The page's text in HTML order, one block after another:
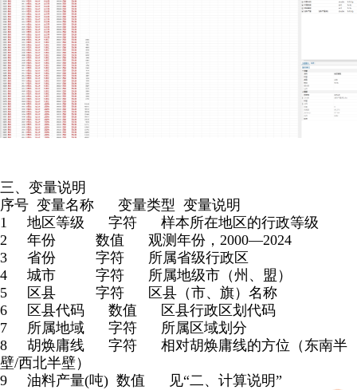
三、变量说明
序号 变量名称 变量类型 变量说明
1 地区等级 字符 样本所在地区的行政等级
2 年份 数值 观测年份，2000—2024
3 省份 字符 所属省级行政区
4 城市 字符 所属地级市（州、盟）
5 区县 字符 区县（市、旗）名称
6 区县代码 数值 区县行政区划代码
7 所属地域 字符 所属区域划分
8 胡焕庸线 字符 相对胡焕庸线的方位（东南半
壁/西北半壁）
9 油料产量(吨) 数值 见“二、计算说明”